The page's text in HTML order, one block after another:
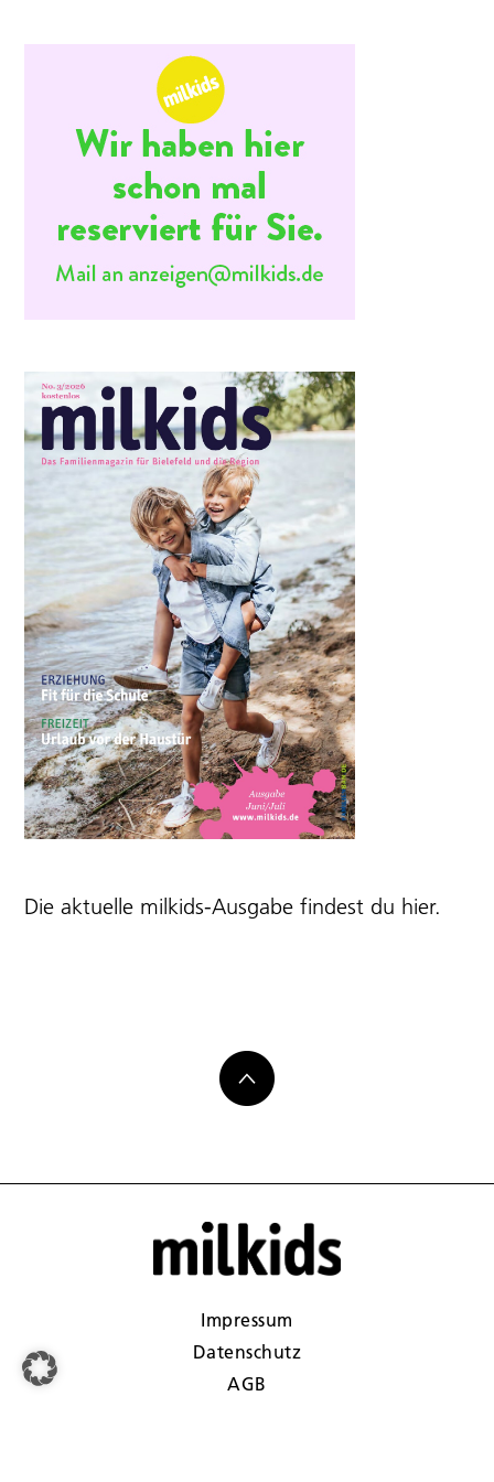
Die aktuelle milkids-Ausgabe findest du hier.
Impressum
Datenschutz
AGB